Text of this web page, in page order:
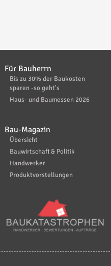
Für Bauherrn
Bis zu 30% der Baukosten
sparen -so geht's
Haus- und Baumessen 2026
Bau-Magazin
Übersicht
Bauwirtschaft & Politik
Handwerker
Produktvorstellungen